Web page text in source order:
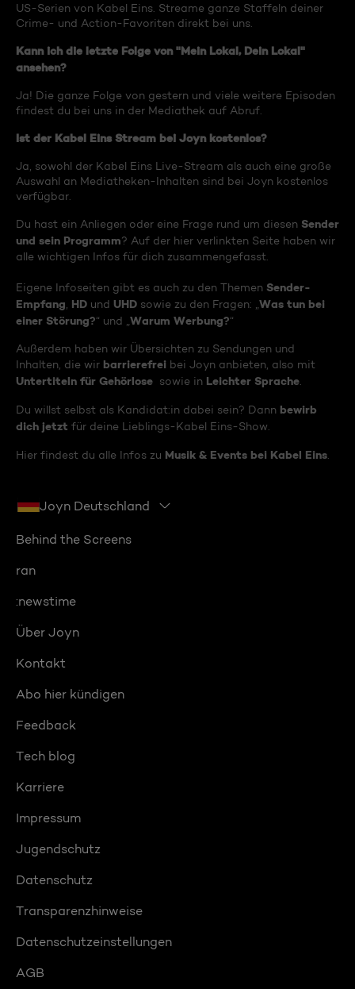
US-Serien von Kabel Eins. Streame ganze Staffeln deiner
Crime- und Action-Favoriten direkt bei uns.
Kann ich die letzte Folge von "Mein Lokal, Dein Lokal"
ansehen?
Ja! Die ganze Folge von gestern und viele weitere Episoden
findest du bei uns in der Mediathek auf Abruf.
Ist der Kabel Eins Stream bei Joyn kostenlos?
Ja, sowohl der Kabel Eins Live-Stream als auch eine große
Auswahl an Mediatheken-Inhalten sind bei Joyn kostenlos
verfügbar.
Du hast ein Anliegen oder eine Frage rund um diesen Sender
und sein Programm? Auf der hier verlinkten Seite haben wir
alle wichtigen Infos für dich zusammengefasst.
Eigene Infoseiten gibt es auch zu den Themen Sender-
Empfang HD und UHD sowie zu den Fragen: „ Was tun bei
einer Störung?“ und „ Warum Werbung?“
Außerdem haben wir Übersichten zu Sendungen und
Inhalten, die wir barrierefrei bei Joyn anbieten, also mit
Untertiteln für Gehörlose sowie in Leichter Sprache
Du willst selbst als Kandidat:in dabei sein? Dann bewirb
dich jetzt für deine Lieblings-Kabel Eins-Show.
Hier findest du alle Infos zu Musik & Events bei Kabel Eins
Joyn Deutschland
Behind the Screens
ran
:newstime
Über Joyn
Kontakt
Abo hier kündigen
Feedback
Tech blog
Karriere
Impressum
Jugendschutz
Datenschutz
Transparenzhinweise
Datenschutzeinstellungen
AGB